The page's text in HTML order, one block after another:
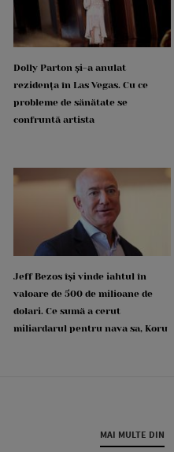
Dolly Parton și-a anulat
rezidența în Las Vegas. Cu ce
probleme de sănătate se
confruntă artista
Jeff Bezos își vinde iahtul în
valoare de 500 de milioane de
dolari. Ce sumă a cerut
miliardarul pentru nava sa, Koru
MAI MULTE DIN